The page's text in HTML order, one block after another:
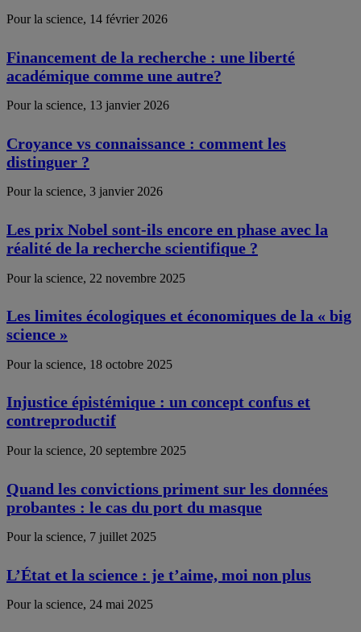
Pour la science, 14 février 2026
Financement de la recherche : une liberté
académique comme une autre?
Pour la science, 13 janvier 2026
Croyance vs connaissance : comment les
distinguer ?
Pour la science, 3 janvier 2026
Les prix Nobel sont-ils encore en phase avec la
réalité de la recherche scientifique ?
Pour la science, 22 novembre 2025
Les limites écologiques et économiques de la « big
science »
Pour la science, 18 octobre 2025
Injustice épistémique : un concept confus et
contreproductif
Pour la science, 20 septembre 2025
Quand les convictions priment sur les données
probantes : le cas du port du masque
Pour la science, 7 juillet 2025
L’État et la science : je t’aime, moi non plus
Pour la science, 24 mai 2025